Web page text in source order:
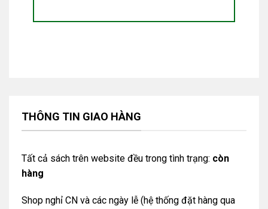
THÔNG TIN GIAO HÀNG
Tất cả sách trên website đều trong tình trạng: còn
hàng
Shop nghỉ CN và các ngày lễ (hệ thống đặt hàng qua